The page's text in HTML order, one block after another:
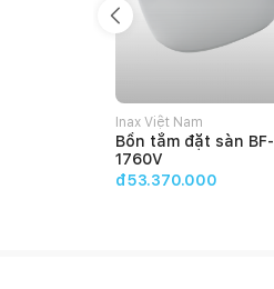
Inax Việt Nam
Bồn tắm đặt sàn BF-
1760V
đ53.370.000